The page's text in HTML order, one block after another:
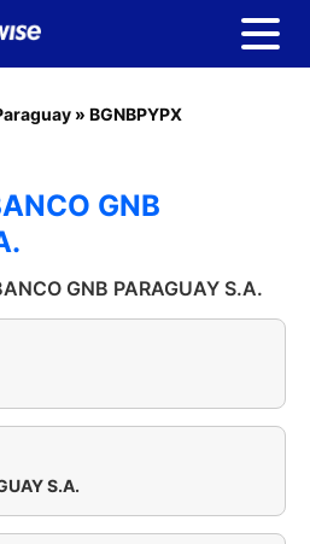
» BGNBPYPX
GNB
GNB PARAGUAY S.A.
S.A.